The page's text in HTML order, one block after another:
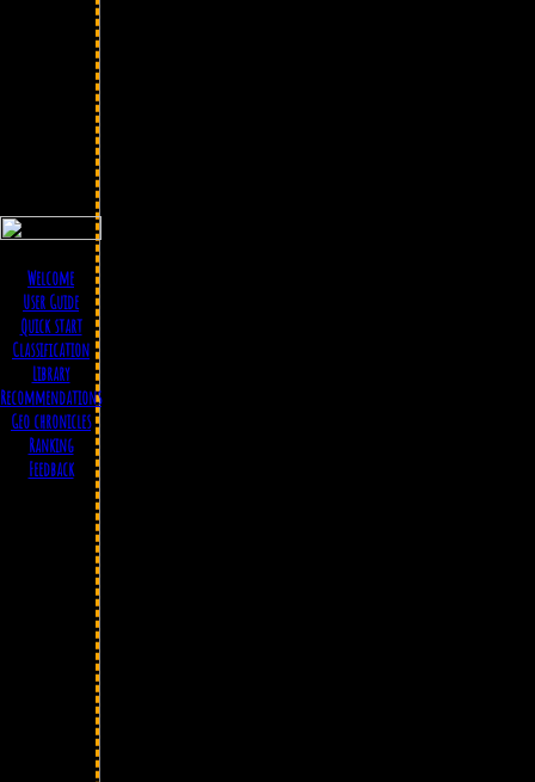
Welcome
User Guide
Quick start
Classification
Library
Recommendations
Geo chronicles
Ranking
Feedback